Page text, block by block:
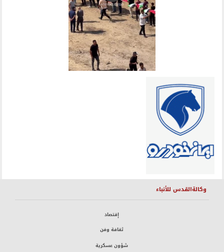
وكالةالقدس للأنباء
إقتصاد
ثقافة وفن
شؤون عسكرية